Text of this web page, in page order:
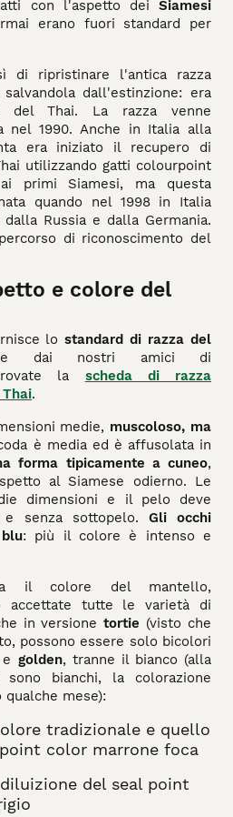
con l'aspetto dei Siamesi
erano fuori standard per
di ripristinare l'antica razza
dall'estinzione: era
del Thai. La razza venne
nel 1990. Anche in Italia alla
era iniziato il recupero di
utilizzando gatti colourpoint
primi Siamesi, ma questa
quando nel 1998 in Italia
Russia e dalla Germania.
di riconoscimento del
e colore del
lostandard di razza del
dai nostri amici di
trovate la scheda di razza
.
medie, muscoloso, ma
è media ed è affusolata in
forma tipicamente a cuneo,
al Siamese odierno. Le
dimensioni e il pelo deve
senza sottopelo. Gli occhi
: più il colore è intenso e
il colore del mantello,
accettate tutte le varietà di
in versionetortie (visto che
possono essere solo bicolori
e golden, tranne il bianco (alla
bianchi, la colorazione
mese):
tradizionale e quello
color marrone foca
del seal point